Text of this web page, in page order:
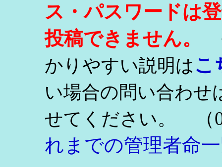
ス・パスワードは
投稿できません。
かりやすい説明はこ
い場合の問い合わせ
せてください。
（
れまでの管理者命